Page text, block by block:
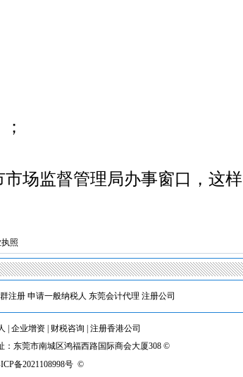
场监督管理局办事窗口，这样
照
注册 申请一般纳税人 东莞会计代理 注册公司
企业增资 财税咨询
注册香港公司
东莞市南城区鸿福西路国际商会大厦308 ©
备2021108998号©